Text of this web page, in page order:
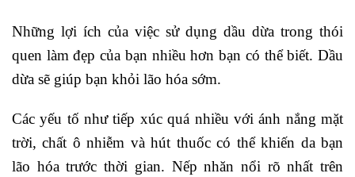
Những lợi ích của việc sử dụng dầu dừa trong thói
quen làm đẹp của bạn nhiều hơn bạn có thể biết. Dầu
dừa sẽ giúp bạn khỏi lão hóa sớm.
Các yếu tố như tiếp xúc quá nhiều với ánh nắng mặt
trời, chất ô nhiễm và hút thuốc có thể khiến da bạn
lão hóa trước thời gian. Nếp nhăn nổi rõ nhất trên